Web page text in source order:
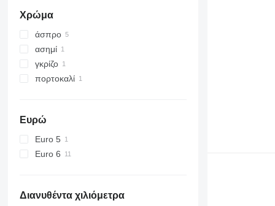
Actros 4151
Χρώμα
άσπρο
ασημί
γκρίζο
πορτοκαλί
Ευρώ
Euro 5
Euro 6
Διανυθέντα χιλιόμετρα